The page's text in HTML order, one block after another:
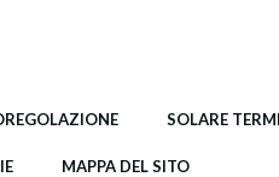
SOLARE
MAPPA DEL SITO